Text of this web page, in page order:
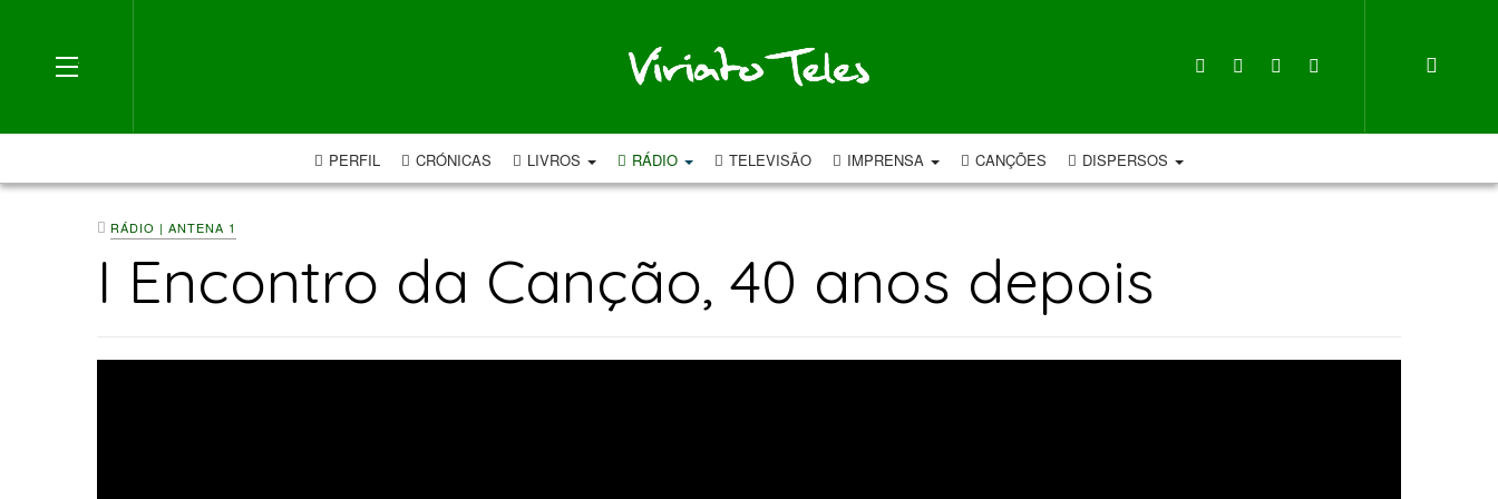
OFF CANVAS
PERFIL CRÓNICAS LIVROS RÁDIO TELEVISÃO IMPRENSA CANÇÕES DISPERSOS
RÁDIO | ANTENA 1
I Encontro da Canção, 40 anos depois